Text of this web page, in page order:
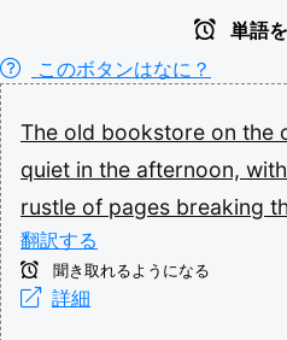
単語
このボタンはなに？
The old bookstore on the
quiet in the afternoon, with
rustle of pages breaking
翻訳する
聞き取れるようになる
詳細